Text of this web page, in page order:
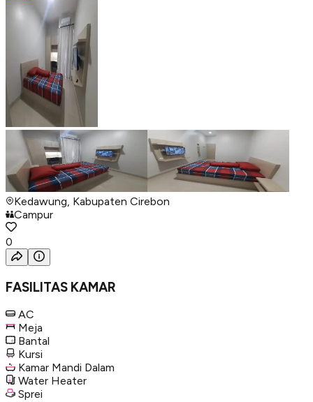
Kedawung, Kabupaten Cirebon
Campur
0
FASILITAS KAMAR
AC
Meja
Bantal
Kursi
Kamar Mandi Dalam
Water Heater
Sprei